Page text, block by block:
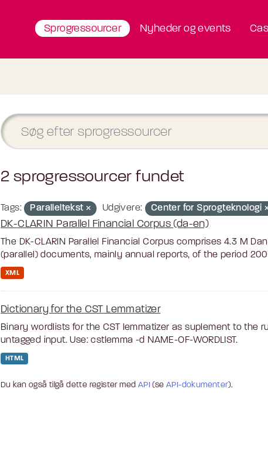
Sprogressourcer Nyheder og events
2 sprogressourcer fundet
Tags: Paralleltekst Udgivere: Center for Sprogteknologi
DK-CLARIN Parallel Financial Corpus (da-en)
The DK-CLARIN Parallel Financial Corpus comprises 4.3 M
(parallel) documents, mainly annual reports, of the period
XML
Dictionary for the CST Lemmatizer
Binary wordlists for the CST lemmatizer as suplement to the
untagged input. Use: cstlemma -d NAME-OF-WORDLIST.
HTML
Du kan også tilgå dette register med API (seAPI-dokumenter).